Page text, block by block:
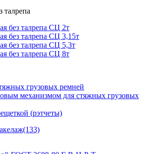
талрепа
без талрепа СЦ 2т
без талрепа СЦ 3,15т
без талрепа СЦ 5,3т
без талрепа СЦ 8т
грузовых ремней
механизмом для стяжных грузовых
(рэтчеты)
(133)